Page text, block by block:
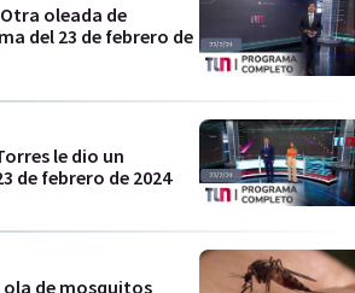
oleada de
del 23 de febrero de
le dio un
de febrero de 2024
de mosquitos